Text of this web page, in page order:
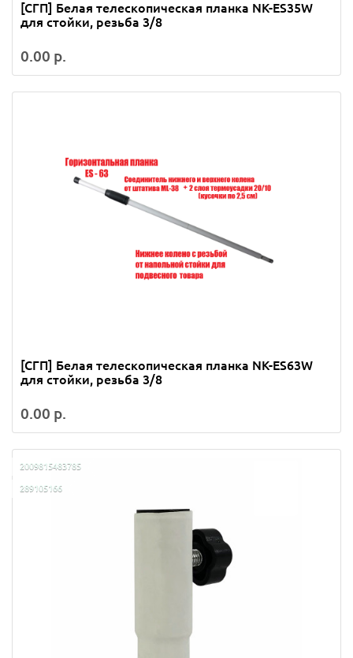
[СГП] Белая телескопическая планка NK-ES35W
для стойки, резьба 3/8
0.00 р.
[СГП] Белая телескопическая планка NK-ES63W
для стойки, резьба 3/8
0.00 р.
2009815483785
289105166